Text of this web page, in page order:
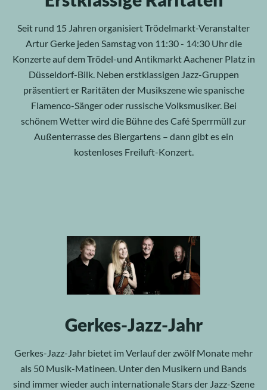
Seit rund 15 Jahren organisiert Trödelmarkt-Veranstalter
Artur Gerke jeden Samstag von 11:30 - 14:30 Uhr die
Konzerte auf dem Trödel-und Antikmarkt Aachener Platz in
Düsseldorf-Bilk. Neben erstklassigen Jazz-Gruppen
präsentiert er Raritäten der Musikszene wie spanische
Flamenco-Sänger oder russische Volksmusiker. Bei
schönem Wetter wird die Bühne des Café Sperrmüll zur
Außenterrasse des Biergartens – dann gibt es ein
kostenloses Freiluft-Konzert.
Gerkes-Jazz-Jahr
Gerkes-Jazz-Jahr bietet im Verlauf der zwölf Monate mehr
als 50 Musik-Matineen. Unter den Musikern und Bands
sind immer wieder auch internationale Stars der Jazz-Szene